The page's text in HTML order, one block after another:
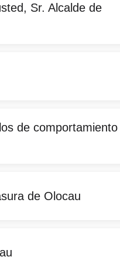
Sr. Alcalde de
de comportamiento
de Olocau